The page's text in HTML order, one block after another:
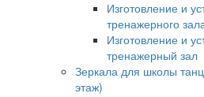
Изготовление и
тренажерного
Изготовление и
тренажерный зал
Зеркала для школы
этаж)